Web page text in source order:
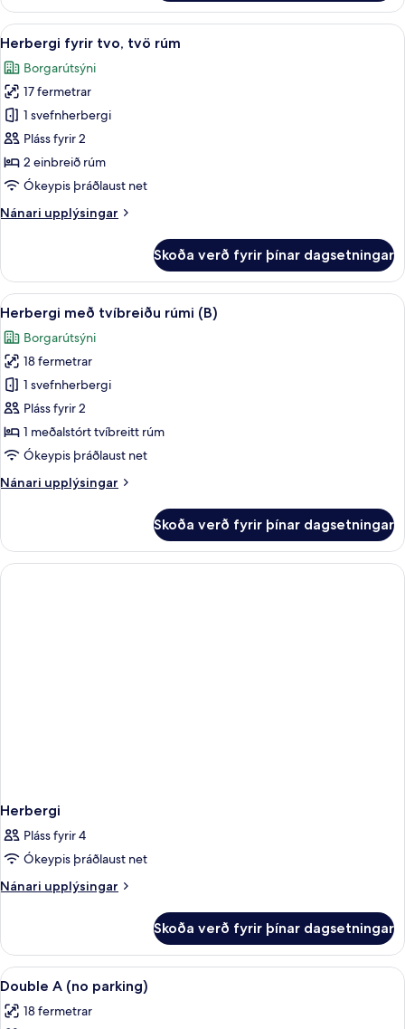
með
tvíbreiðu
rúmi
Skoða
allar
myndir
fyrir
Herbergi
fyrir
tvo,
tvö
Herbergi fyrir tvo, tvö rúm |
7
Herbergi fyrir tvo, tvö rúm
Borgarútsýni
17 fermetrar
1 svefnherbergi
Pláss fyrir 2
2 einbreið rúm
Ókeypis þráðlaust net
Nánari upplýsingar
Nánari
fyrir
tvo,
tvö
Skoða verð fyrir þínar dagsetningar
Skoða
allar
myndir
fyrir
Herbergi
með
tvíbreiðu
rúmi
Herbergi með tvíbreiðu rúmi (B) |
7
Herbergi með tvíbreiðu rúmi (B)
Borgarútsýni
18 fermetrar
1 svefnherbergi
Pláss fyrir 2
1 meðalstórt tvíbreitt rúm
Ókeypis þráðlaust net
Nánari upplýsingar
Nánari
með
tvíbreiðu
rúmi
Skoða verð fyrir þínar dagsetningar
Herbergi
Pláss fyrir 4
Ókeypis þráðlaust net
Nánari upplýsingar
Nánari
Skoða verð fyrir þínar dagsetningar
Skoða
allar
myndir
Öryggishólf í herbergi, ókeypis
5
Double A (no parking)
18 fermetrar